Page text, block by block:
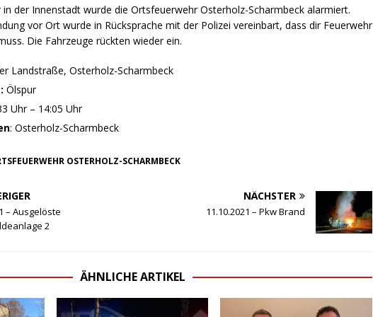
in der Innenstadt wurde die Ortsfeuerwehr Osterholz-Scharmbeck alarmiert.
vor Ort wurde in Rücksprache mit der Polizei vereinbart, dass dir Feuerwehr
Die Fahrzeuge rückten wieder ein.
Landstraße, Osterholz-Scharmbeck
Ölspur
Uhr – 14:05 Uhr
: Osterholz-Scharmbeck
OSTERHOLZ-SCHARMBECK
– Ausgelöste
2
NÄCHSTER
11.10.2021 – Pkw Brand
ÄHNLICHE ARTIKEL